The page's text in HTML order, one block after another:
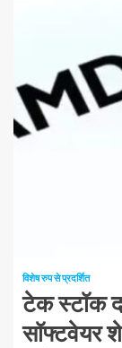
विशेष रुप से प्रदर्शित
टेक स्टॉक
सॉफ्टवेयर